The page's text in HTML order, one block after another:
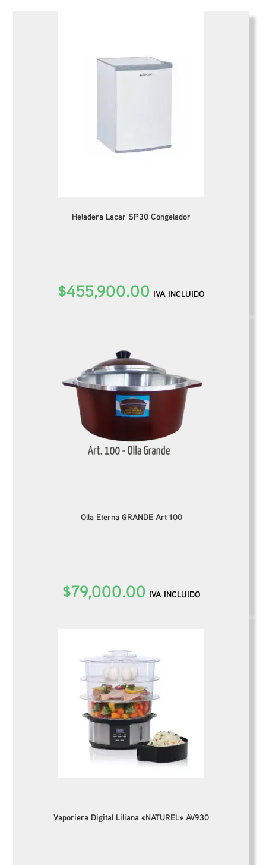
Heladera Lacar SP30 Congelador
$455,900.00 IVA INCLUIDO
Olla Eterna GRANDE Art 100
$79,000.00 IVA INCLUIDO
Vaporiera Digital Liliana «NATUREL» AV930